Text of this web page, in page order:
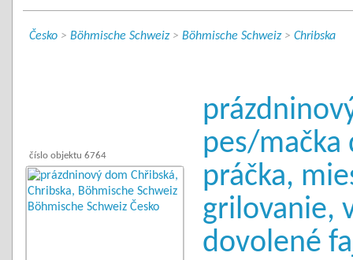
Česko > Böhmische Schweiz> Böhmische Schweiz> Chribska
číslo objektu 6764
pes/mačka
práčka,
grilovanie,
dovolené